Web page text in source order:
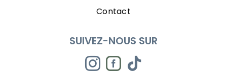
Contact
SUIVEZ-NOUS SUR